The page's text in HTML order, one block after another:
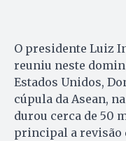
O presidente Luiz
reuniu neste
Estados Unidos,
cúpula da Asean,
durou cerca de 50
principal a revisão